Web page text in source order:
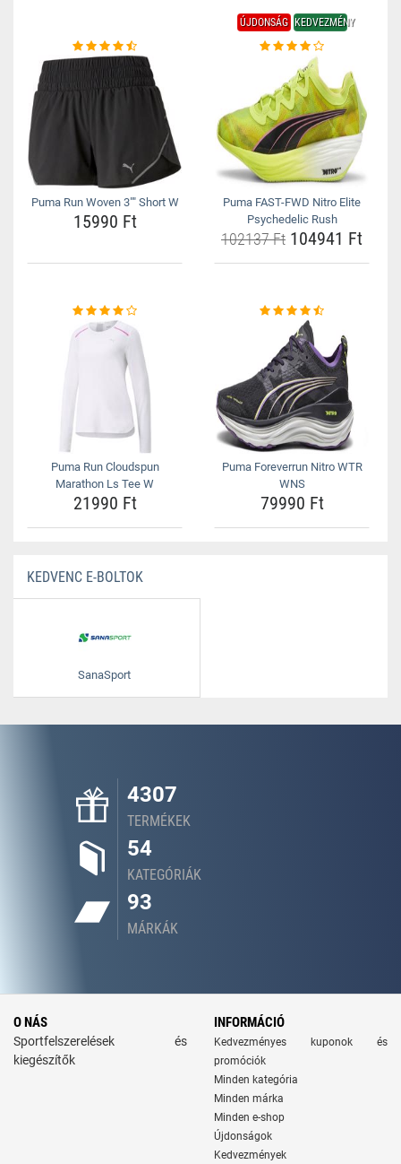
Puma Run Woven 3"" Short W
15990 Ft
ÚJDONSÁG KEDVEZMÉNY
Puma FAST-FWD Nitro Elite
Psychedelic Rush
102137 Ft 104941 Ft
Puma Run Cloudspun
Marathon Ls Tee W
21990 Ft
Puma Foreverrun Nitro WTR
WNS
79990 Ft
KEDVENC E-BOLTOK
SanaSport
4307
TERMÉKEK
54
KATEGÓRIÁK
93
MÁRKÁK
O NÁS
Sportfelszerelések és
kiegészítők
INFORMÁCIÓ
Kedvezményes kuponok és
promóciók
Minden kategória
Minden márka
Minden e-shop
Újdonságok
Kedvezmények